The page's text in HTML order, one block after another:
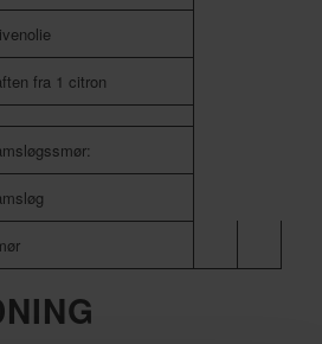
fra 1 citron